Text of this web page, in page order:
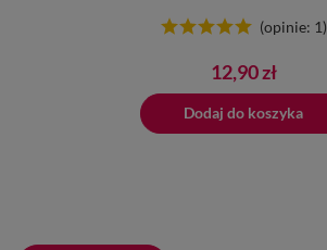
(opinie: 1)
Cena
12,90 zł
Dodaj do koszyka